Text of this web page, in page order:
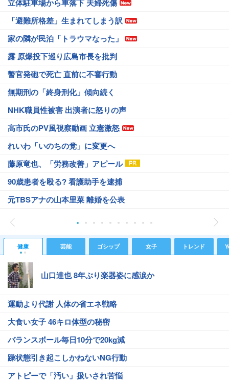
立体駐車場から車落下 夫婦死傷
「避難所格差」生まれてしまう訳
家の隣が民泊「トラウマなった」
露 原爆投下巡り広島市長を批判
警官発砲で死亡 直前に不審行動
無期刑の「終身刑化」傾向続く
NHK職員性被害 出演者に怒りの声
高市氏のPV風視察動画 立憲激怒
れいわ「いのちの党」に変更へ
藤原竜也、「労務改善」アピール
90歳患者を殴る? 看護助手を逮捕
元TBSアナの山本里菜 離婚を公表
健康 芸能 ゴシップ 女子 トレンド
山口達也 8年ぶり楽器姿に感涙か
運動より代謝 人体の省エネ戦略
大食い女子 46キロ体型の秘密
バランスボール毎日10分で20kg減
躁状態引き起こしかねないNG行動
アトピーで「汚い」扱いされ苦悩